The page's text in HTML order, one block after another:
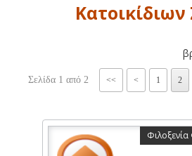
Σελίδα 1 από 2 << < 1 2